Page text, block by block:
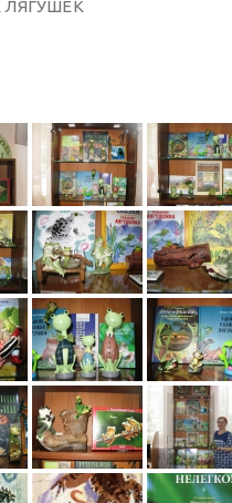
ЛЯГУШЕК